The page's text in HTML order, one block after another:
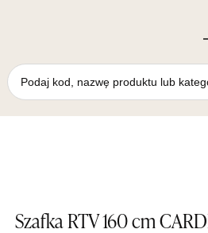
Szafka RTV 160 cm